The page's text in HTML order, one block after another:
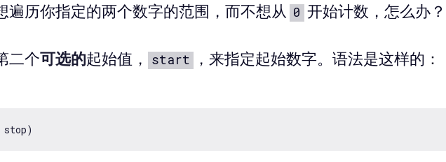
遍历你指定的两个数字的范围，而不想从 0 开始计数，怎么办？
二个可选的起始值， start ，来指定起始数字。语法是这样的：